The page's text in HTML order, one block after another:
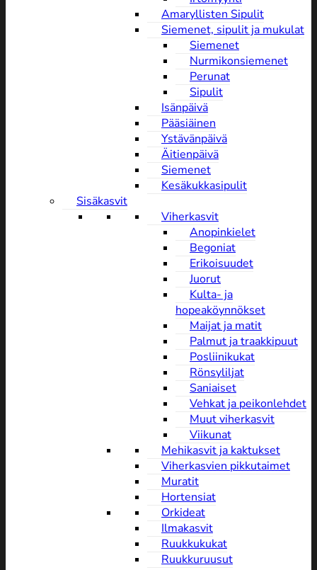
Amaryllisten Sipulit
Siemenet, sipulit ja mukulat
Siemenet
Nurmikonsiemenet
Perunat
Sipulit
Isänpäivä
Pääsiäinen
Ystävänpäivä
Äitienpäivä
Siemenet
Kesäkukkasipulit
Sisäkasvit
Viherkasvit
Anopinkielet
Begoniat
Erikoisuudet
Juorut
Kulta- ja
hopeaköynnökset
Maijat ja matit
Palmut ja traakkipuut
Posliinikukat
Rönsyliljat
Saniaiset
Vehkat ja peikonlehdet
Muut viherkasvit
Viikunat
Mehikasvit ja kaktukset
Viherkasvien pikkutaimet
Muratit
Hortensiat
Orkideat
Ilmakasvit
Ruukkukukat
Ruukkuruusut